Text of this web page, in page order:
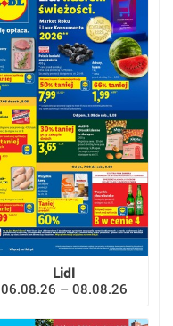
Lidl
06.08.26 – 08.08.26